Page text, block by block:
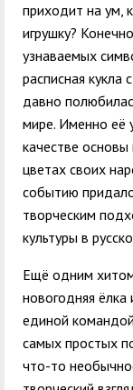
приходит на ум,
игрушку?
узнаваемых
расписная
давно
мире. Именно её
качестве
цветах своих
событию
творческим
культуры в
Ещё одним хитом
новогодняя ёлка
единой
самых простых
что-то